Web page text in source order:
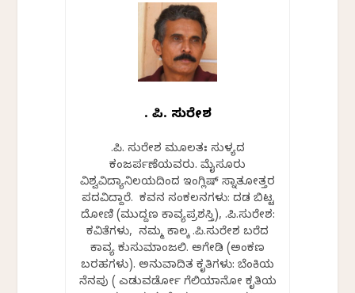
ಕೆ. ಪಿ. ಸುರೇಶ
ಕೆ.ಪಿ. ಸುರೇಶ ಮೂಲತಃ ಸುಳ್ಯದ
ಕಂಜರ್ಪಣೆಯವರು. ಮೈಸೂರು
ವಿಶ್ವವಿದ್ಯಾನಿಲಯದಿಂದ ಇಂಗ್ಲಿಷ್ ಸ್ನಾತಕೋತ್ತರ
ಪದವಿದ್ದಾರೆ. ಕವನ ಸಂಕಲನಗಳು: ದಡ ಬಿಟ್ಟ
ದೋಣಿ (ಮುದ್ದಣ ಕಾವ್ಯಪ್ರಶಸ್ತಿ), ಕೆ.ಪಿ.ಸುರೇಶ:
ಕವಿತೆಗಳು, ನಮ್ಮ ಕಾಲಕ್ಕೆ ಕೆ.ಪಿ.ಸುರೇಶ ಬರೆದ
ಕಾವ್ಯ ಕುಸುಮಾಂಜಲಿ. ಅಗೇಡಿ (ಅಂಕಣ
ಬರಹಗಳು). ಅನುವಾದಿತ ಕೃತಿಗಳು: ಬೆಂಕಿಯ
ನೆನಪು ( ಎಡುವರ್ಡೋ ಗೆಲಿಯಾನೋ ಕೃತಿಯ